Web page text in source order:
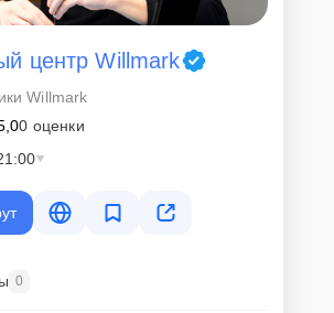
диагностики и
время клиентов и понимает важность
любых вопросов. В среднем, ремонт
свой гаджет в этот же день. При
отправляется на ремонт только после
запчастей и стоимости ремонта с
или после завершения работ.
центр Willmark
Willmark
0 оценки
0